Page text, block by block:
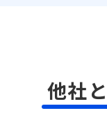
他社